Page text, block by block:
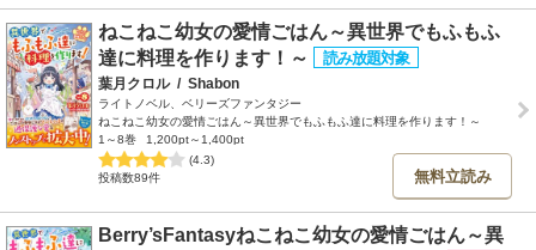
ねこねこ幼女の愛情ごはん～異世界でもふもふ
達に料理を作ります！～
葉月クロル / Shabon
ライトノベル、ベリーズファンタジー
ねこねこ幼女の愛情ごはん～異世界でもふもふ達に料理を作ります！～
1～8巻
1,200pt～1,400pt
(4.3)
投稿数89件
無料立読み
Berry’sFantasyねこねこ幼女の愛情ごはん～異